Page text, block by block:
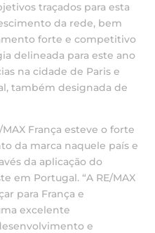
traçados para esta
da rede, bem
forte e competitivo
delineada para este ano
na cidade de Paris e
também designada de
França esteve o forte
da marca naquele país e
da aplicação do
em Portugal. “A RE/MAX
para França e
excelente
e